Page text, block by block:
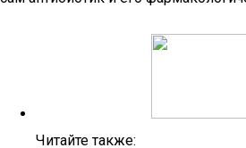
Читайте также: